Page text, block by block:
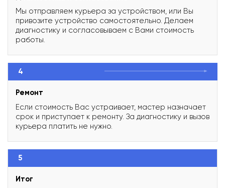
Мы отправляем курьера за устройством, или Вы
привозите устройство самостоятельно. Делаем
диагностику и согласовываем с Вами стоимость
работы.
4
Ремонт
Если стоимость Вас устраивает, мастер назначает
срок и приступает к ремонту. За диагностику и вызов
курьера платить не нужно.
5
Итог